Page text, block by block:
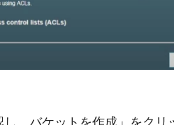
、バケットを作成」をクリ